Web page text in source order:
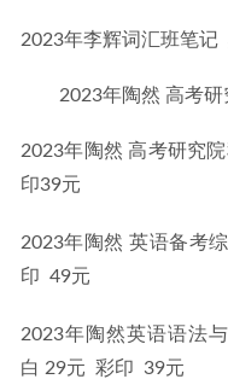
2023年李辉词汇班笔记
2023年陶然 高考
2023年陶然 高考研究院
印39元
2023年陶然 英语备考综
印  49元
2023年陶然英语语法
白 29元  彩印  39元